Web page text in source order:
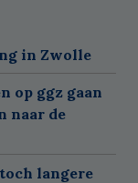
in Zwolle
op ggz gaan
naar de
langere